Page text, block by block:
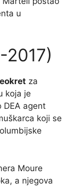
u
2017)
za
koja je
DEA agent
koji se
Moure
a njegova